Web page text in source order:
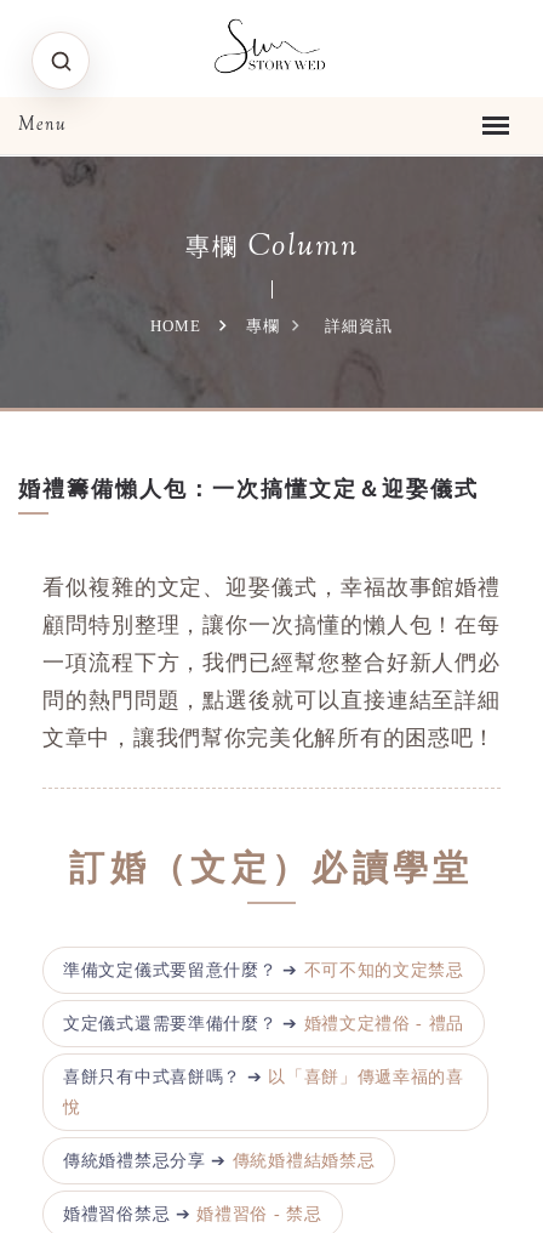
專欄 Column
HOME 專欄 詳細資訊
婚禮籌備懶人包：一次搞懂文定＆迎娶儀式
看似複雜的文定、迎娶儀式，幸福故事館婚禮
顧問特別整理，讓你一次搞懂的懶人包！在每
一項流程下方，我們已經幫您整合好新人們必
問的熱門問題，點選後就可以直接連結至詳細
文章中，讓我們幫你完美化解所有的困惑吧！
訂婚（文定）必讀學堂
準備文定儀式要留意什麼？ ➔ 不可不知的文定禁忌
文定儀式還需要準備什麼？ ➔ 婚禮文定禮俗 - 禮品
喜餅只有中式喜餅嗎？ ➔ 以「喜餅」傳遞幸福的喜
悅
傳統婚禮禁忌分享 ➔ 傳統婚禮結婚禁忌
婚禮習俗禁忌 ➔婚禮習俗 - 禁忌